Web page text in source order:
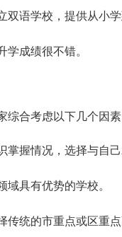
双语学校，提供从小
学成绩很不错。
合考虑以下几个因素
握情况，选择与自己
域具有优势的学校。
传统的市重点或区重